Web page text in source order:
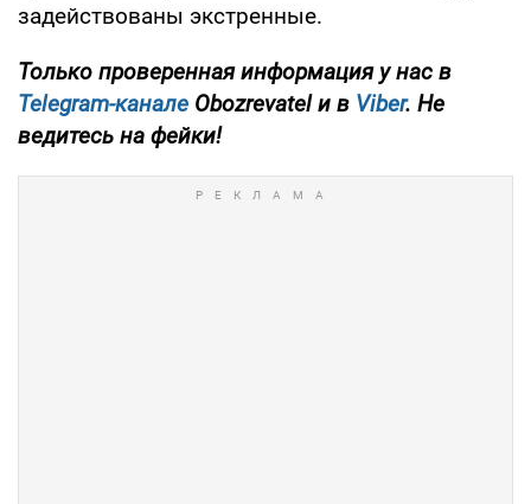
задействованы экстренные.
Только проверенная информация у нас в
Telegram-канале Obozrevatel и в Viber. Не
ведитесь на фейки!